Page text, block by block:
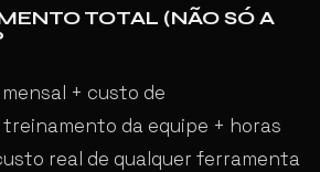
TOTAL (NÃO SÓ A
+ custo de
da equipe + horas
real de qualquer ferramenta